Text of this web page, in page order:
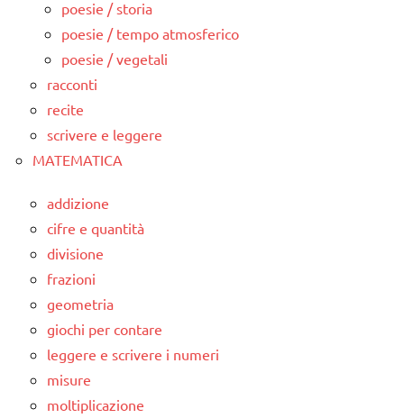
poesie / storia
poesie / tempo atmosferico
poesie / vegetali
racconti
recite
scrivere e leggere
MATEMATICA
addizione
cifre e quantità
divisione
frazioni
geometria
giochi per contare
leggere e scrivere i numeri
misure
moltiplicazione